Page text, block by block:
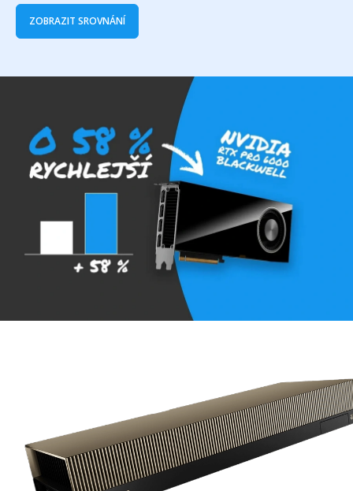
ZOBRAZIT SROVNÁNÍ